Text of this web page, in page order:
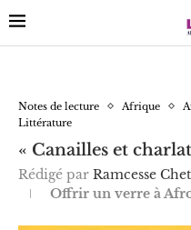
Notes de lecture Afrique
Littérature
« Canailles et
Rédigé par Ramcesse
Offrir un verre à